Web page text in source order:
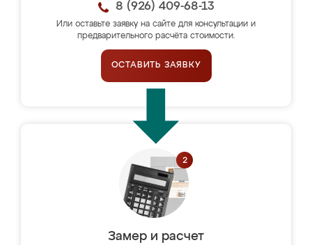
8 (926) 409-68-13
Или оставьте заявку на сайте для консультации и
предварительного расчёта стоимости.
ОСТАВИТЬ ЗАЯВКУ
Замер и расчет